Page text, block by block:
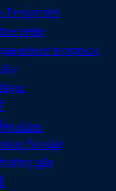
Frequentes
вопросы
บบ่อย
Sorular
gặp